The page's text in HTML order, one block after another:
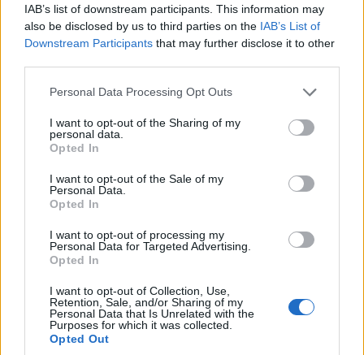
IAB’s list of downstream participants. This information may
also be disclosed by us to third parties on the IAB’s List of
Downstream Participants that may further disclose it to other
Please note that this website/app uses one or more Google
not limited to your visit or usage behaviour. You may click to
grant or deny consent to Google and its third-party tags to
use your data for below specified purposes in below Google
consent section.
Personal Data Processing Opt Outs
I want to opt-out of the Sharing of my
personal data.
Opted In
I want to opt-out of the Sale of my
Personal Data.
Opted In
I want to opt-out of processing my
Personal Data for Targeted Advertising.
Opted In
I want to opt-out of Collection, Use,
Retention, Sale, and/or Sharing of my
Personal Data that Is Unrelated with the
Purposes for which it was collected.
Opted Out
Μυστράς: «Τον έβαλα στην κατάψυξη για να τον
κρατήσω άφθαρτο» – Ελεύθερος ο 55χρονος
ΕΛΛΑΔΑ
Φωτιά τώρα στο Στεφάνι Κορινθίας – Μήνυμα
από το 112, στη μάχη 7 εναέρια μέσα
7/08/2026 - 4:46μμ